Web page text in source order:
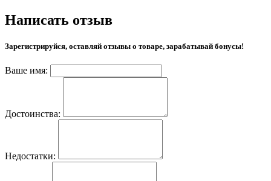
Написать отзыв
Зарегистрируйся, оставляй отзывы о товаре, зарабатывай бонусы!
Ваше имя:
Достоинства:
Недостатки: